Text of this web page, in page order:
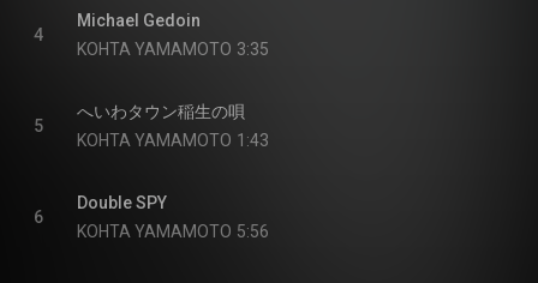
4
Michael Gedoin
KOHTA YAMAMOTO 3:35
5
へいわタウン稲生の唄
KOHTA YAMAMOTO 1:43
6
Double SPY
KOHTA YAMAMOTO 5:56